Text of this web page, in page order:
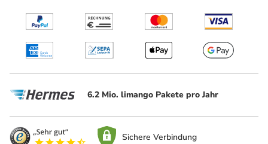
6.2 Mio. limango Pakete pro Jahr
Sichere Verbindung